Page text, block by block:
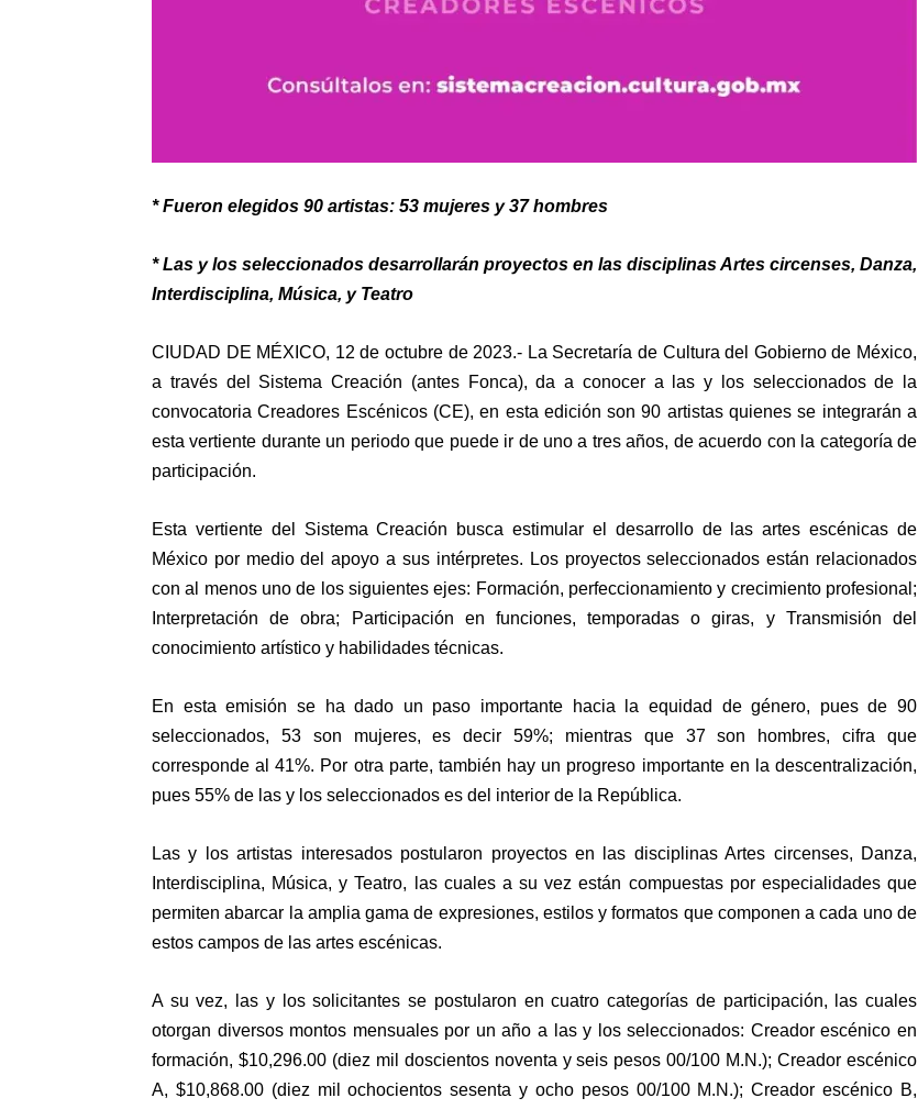
* Fueron elegidos 90 artistas: 53 mujeres y 37 hombres
*Las y los seleccionados desarrollarán proyectos en las disciplinas Artes circenses, Danza,
Interdisciplina, Música, y Teatro
CIUDAD DE MÉXICO, 12 de octubre de 2023.- La Secretaría de Cultura del Gobierno de México,
a través del Sistema Creación (antes Fonca), da a conocer a las y los seleccionados de la
convocatoria Creadores Escénicos (CE), en esta edición son 90 artistas quienes se integrarán a
esta vertiente durante un periodo que puede ir de uno a tres años, de acuerdo con la categoría de
participación.
Esta vertiente del Sistema Creación busca estimular el desarrollo de las artes escénicas de
México por medio del apoyo a sus intérpretes. Los proyectos seleccionados están relacionados
con al menos uno de los siguientes ejes: Formación, perfeccionamiento y crecimiento profesional;
Interpretación de obra; Participación en funciones, temporadas o giras, y Transmisión del
conocimiento artístico y habilidades técnicas.
En esta emisión se ha dado un paso importante hacia la equidad de género, pues de 90
seleccionados, 53 son mujeres, es decir 59%; mientras que 37 son hombres, cifra que
corresponde al 41%. Por otra parte, también hay un progreso importante en la descentralización,
pues 55% de las y los seleccionados es del interior de la República.
Las y los artistas interesados postularon proyectos en las disciplinas Artes circenses, Danza,
Interdisciplina, Música, y Teatro, las cuales a su vez están compuestas por especialidades que
permiten abarcar la amplia gama de expresiones, estilos y formatos que componen a cada uno de
estos campos de las artes escénicas.
A su vez, las y los solicitantes se postularon en cuatro categorías de participación, las cuales
otorgan diversos montos mensuales por un año a las y los seleccionados: Creador escénico en
formación, $10,296.00 (diez mil doscientos noventa y seis pesos 00/100 M.N.); Creador escénico
A, $10,868.00 (diez mil ochocientos sesenta y ocho pesos 00/100 M.N.); Creador escénico B,